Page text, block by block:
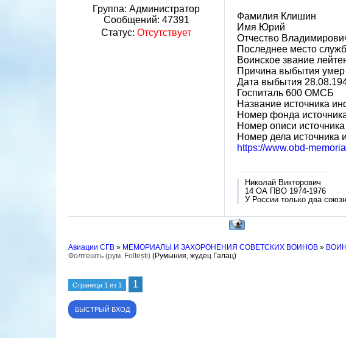
Группа: Администратор
Сообщений: 47391
Статус: Отсутствует
Фамилия Клишин
Имя Юрий
Отчество
Последнее место
Воинское звание
Причина выбытия умер
Дата выбытия
Госпиталь 600 ОМСБ
Название источника
Номер фонда
Номер описи
Номер дела источника
https://www.obd-
Николай Викторович
14 ОА ПВО 1974-1976
У России только два
Авиации СГВ » МЕМОРИАЛЫ И ЗАХОРОНЕНИЯ СОВЕТСКИХ ВОИНОВ »
Фолтешть (рум. Foltești) (Румыния, жудец Галац)
Страница 1 из 1 1